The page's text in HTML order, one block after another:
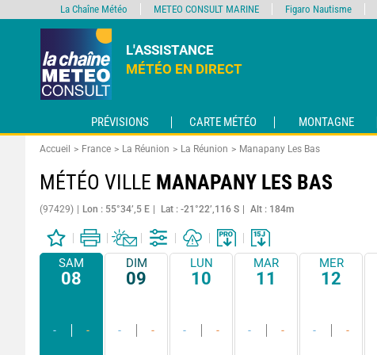
L'ASSISTANCE
MÉTÉO EN DIRECT
PRÉVISIONS CARTE MÉTÉO MONTAGNE
Accueil France La Réunion La Réunion Manapany Les Bas
MÉTÉO VILLE MANAPANY LES BAS
(97429) Lon : 55°34’,5 E Lat : -21°22’,116 S Alt : 184m
SAM
08
- -
DIM
09
- -
LUN
10
- -
MAR
11
- -
MER
12
- -
La Chaîne Météo METEO CONSULT MARINE Figaro Nautisme